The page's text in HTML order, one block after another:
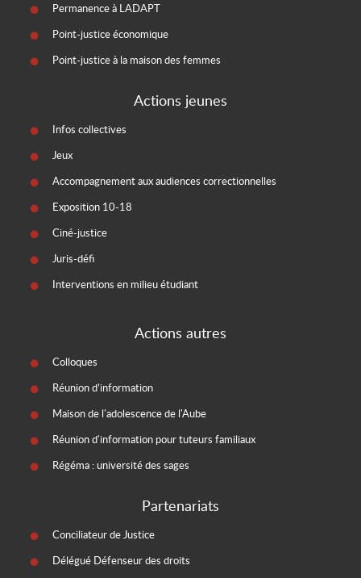
Permanence à LADAPT
Point-justice économique
Point-justice à la maison des femmes
Actions jeunes
Infos collectives
Jeux
Accompagnement aux audiences correctionnelles
Exposition 10-18
Ciné-justice
Juris-défi
Interventions en milieu étudiant
Actions autres
Colloques
Réunion d’information
Maison de l'adolescence de l'Aube
Réunion d'information pour tuteurs familiaux
Régéma : université des sages
Partenariats
Conciliateur de Justice
Délégué Défenseur des droits